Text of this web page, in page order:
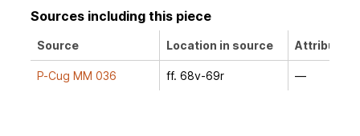
Sources including this piece
Source Location in source Attribution
P-Cug MM 036 ff. 68v-69r —